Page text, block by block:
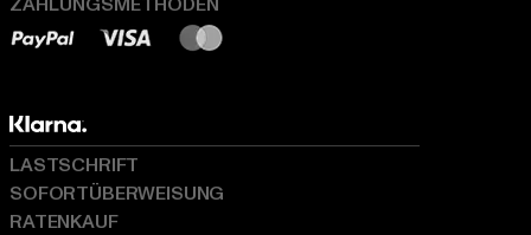
LASTSCHRIFT
SOFORTÜBERWEISUNG
RATENKAUF